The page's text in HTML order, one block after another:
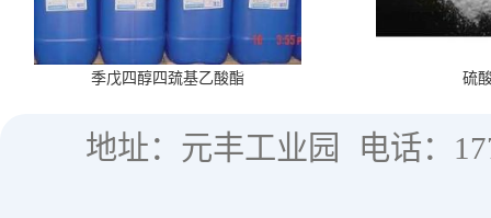
季戊四醇四巯基乙酸酯 硫
地址：元丰工业园 电话：